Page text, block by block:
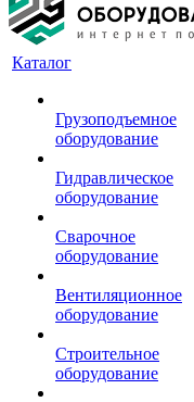
Каталог
Грузоподъемное
оборудование
Гидравлическое
оборудование
Сварочное
оборудование
Вентиляционное
оборудование
Строительное
оборудование